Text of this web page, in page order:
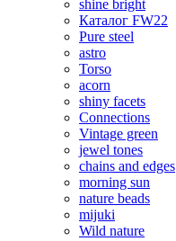
shine bright
Каталог FW22
Pure steel
astro
Torso
acorn
shiny facets
Connections
Vintage green
jewel tones
chains and edges
morning sun
nature beads
mijuki
Wild nature